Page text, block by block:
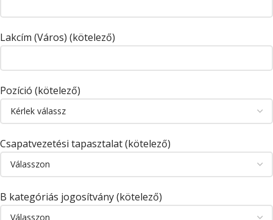
Lakcím (Város) (kötelező)
Pozíció (kötelező)
Csapatvezetési tapasztalat (kötelező)
B kategóriás jogosítvány (kötelező)